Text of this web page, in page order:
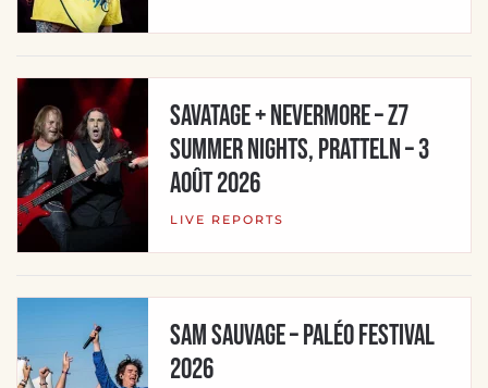
Savatage + Nevermore – Z7
Summer Nights, Pratteln – 3
août 2026
LIVE REPORTS
SAM SAUVAGE – Paléo Festival
2026